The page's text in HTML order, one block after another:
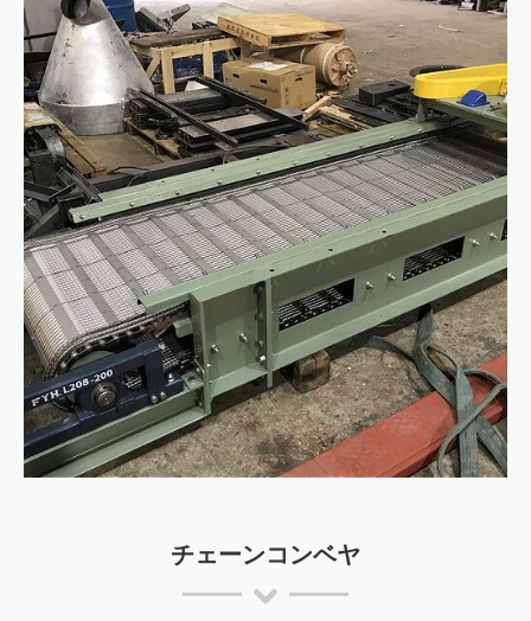
チェーンコンベヤ